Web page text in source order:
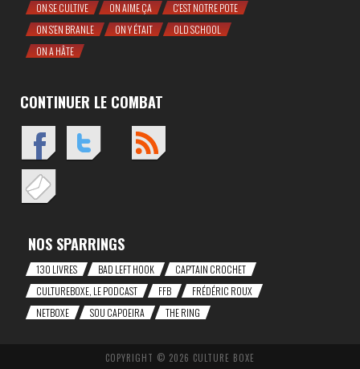
ON SE CULTIVE ON AIME ÇA
C'EST NOTRE POTE
ON S'EN BRANLE
ON Y ÉTAIT
OLD SCHOOL
ON A HÂTE
CONTINUER LE COMBAT
NOS SPARRINGS
130 LIVRES BAD LEFT HOOK
CAP'TAIN CROCHET
CULTUREBOXE, LE PODCAST
FFB
FRÉDÉRIC ROUX
NETBOXE
SOU CAPOEIRA THE RING
COPYRIGHT © 2026 CULTURE BOXE